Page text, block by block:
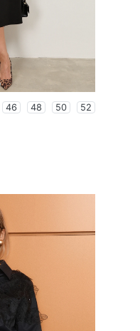
46 48 50 52